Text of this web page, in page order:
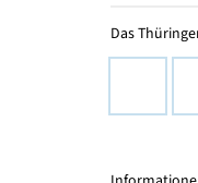
Das